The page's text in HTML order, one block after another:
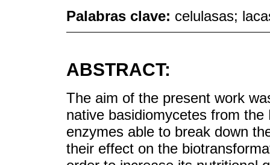
Palabras clave: celulasas;
ABSTRACT:
The aim of the present work
native basidiomycetes from
enzymes able to break down
their effect on the